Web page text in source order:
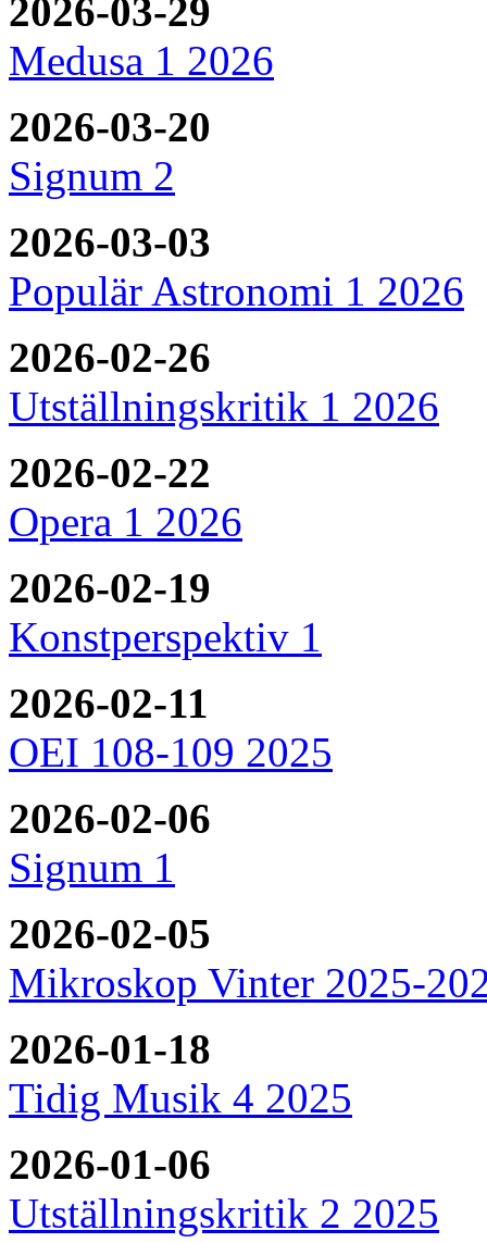
2026-03-29
Medusa 1 2026
2026-03-20
Signum 2
2026-03-03
Populär Astronomi 1 2026
2026-02-26
Utställningskritik 1 2026
2026-02-22
Opera 1 2026
2026-02-19
Konstperspektiv 1
2026-02-11
OEI 108-109 2025
2026-02-06
Signum 1
2026-02-05
Mikroskop Vinter 2025-
2026-01-18
Tidig Musik 4 2025
2026-01-06
Utställningskritik 2 2025